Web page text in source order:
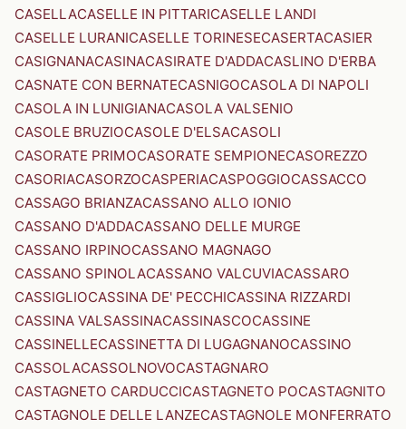
CASELLACASELLE IN PITTARICASELLE LANDI
CASELLE LURANICASELLE TORINESECASERTACASIER
CASIGNANACASINACASIRATE D'ADDACASLINO D'ERBA
CASNATE CON BERNATECASNIGOCASOLA DI NAPOLI
CASOLA IN LUNIGIANACASOLA VALSENIO
CASOLE BRUZIOCASOLE D'ELSACASOLI
CASORATE PRIMOCASORATE SEMPIONECASOREZZO
CASORIACASORZOCASPERIACASPOGGIOCASSACCO
CASSAGO BRIANZACASSANO ALLO IONIO
CASSANO D'ADDACASSANO DELLE MURGE
CASSANO IRPINOCASSANO MAGNAGO
CASSANO SPINOLACASSANO VALCUVIACASSARO
CASSIGLIOCASSINA DE' PECCHICASSINA RIZZARDI
CASSINA VALSASSINACASSINASCOCASSINE
CASSINELLECASSINETTA DI LUGAGNANOCASSINO
CASSOLACASSOLNOVOCASTAGNARO
CASTAGNETO CARDUCCICASTAGNETO POCASTAGNITO
CASTAGNOLE DELLE LANZECASTAGNOLE MONFERRATO